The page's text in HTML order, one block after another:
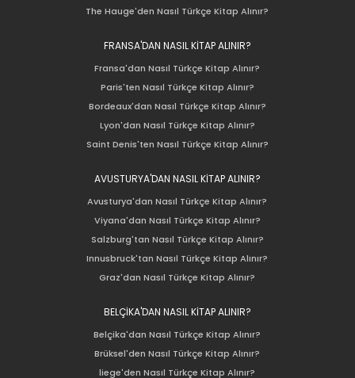
The Hauge'den Nasıl Türkçe Kitap Alınır?
FRANSA'DAN NASIL KİTAP ALINIR?
Fransa'dan Nasıl Türkçe Kitap Alınır?
Paris'ten Nasıl Türkçe Kitap Alınır?
Bordeaux'dan Nasıl Türkçe Kitap Alınır?
Lyon'dan Nasıl Türkçe Kitap Alınır?
Saint Denis'ten Nasıl Türkçe Kitap Alınır?
AVUSTURYA'DAN NASIL KİTAP ALINIR?
Avusturya'dan Nasıl Türkçe Kitap Alınır?
Viyana'dan Nasıl Türkçe Kitap Alınır?
Salzburg'tan Nasıl Türkçe Kitap Alınır?
Innusbruck'tan Nasıl Türkçe Kitap Alınır?
Graz'dan Nasıl Türkçe Kitap Alınır?
BELÇİKA'DAN NASIL KİTAP ALINIR?
Belçika'dan Nasıl Türkçe Kitap Alınır?
Brüksel'den Nasıl Türkçe Kitap Alınır?
liege'den Nasıl Türkçe Kitap Alınır?